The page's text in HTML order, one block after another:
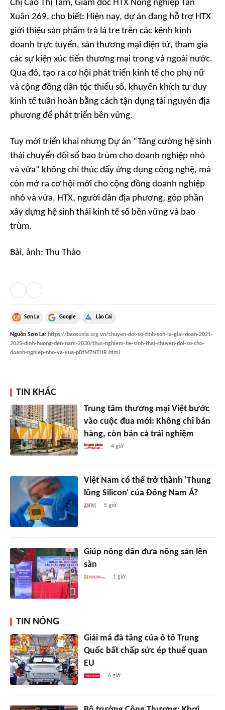
Chị Cao Thị Tâm, Giám đốc HTX Nông nghiệp Tân
Xuân 269, cho biết: Hiện nay, dự án đang hỗ trợ HTX
giới thiệu sản phẩm trà lá tre trên các kênh kinh
doanh trực tuyến, sàn thương mại điện tử, tham gia
các sự kiện xúc tiến thương mại trong và ngoài nước.
Qua đó, tạo ra cơ hội phát triển kinh tế cho phụ nữ
và cộng đồng dân tộc thiểu số, khuyến khích tư duy
kinh tế tuần hoàn bằng cách tận dụng tài nguyên địa
phương để phát triển bền vững.
Tuy mới triển khai nhưng Dự án “Tăng cường hệ sinh
thái chuyển đổi số bao trùm cho doanh nghiệp nhỏ
và vừa” không chỉ thúc đẩy ứng dụng công nghệ, mà
còn mở ra cơ hội mới cho cộng đồng doanh nghiệp
nhỏ và vừa, HTX, người dân địa phương, góp phần
xây dựng hệ sinh thái kinh tế số bền vững và bao
trùm.
Bài, ảnh: Thu Thảo
Sơn La Google Lào Cai
Nguồn Sơn La: https://baosonla.org.vn/chuyen-doi-so-tinh-son-la-giai-doan-2021-
2025-dinh-huong-den-nam-2030/thuc-nghiem-he-sinh-thai-chuyen-doi-so-cho-
doanh-nghiep-nho-va-vua-pBfM7NTHR.html
TIN KHÁC
Trung tâm thương mại Việt bước
vào cuộc đua mới: Không chỉ bán
hàng, còn bán cả trải nghiệm
4 giờ
Việt Nam có thể trở thành 'Thung
lũng Silicon' của Đông Nam Á?
5 giờ
Giúp nông dân đưa nông sản lên
sàn
1 giờ
TIN NÓNG
Giải mã đà tăng của ô tô Trung
Quốc bất chấp sức ép thuế quan
EU
6 giờ